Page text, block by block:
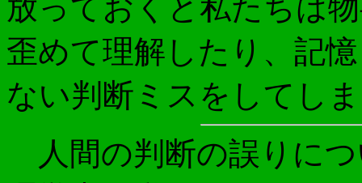
放っておくと私たちは
歪めて理解したり、記
ない判断ミスをしてし
人間の判断の誤りに